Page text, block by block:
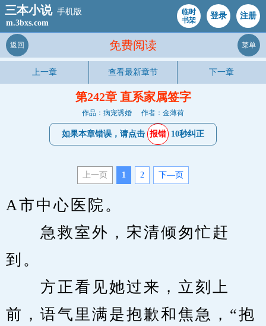
三本小说 手机版
m.3bxs.com
临时
书架
登录 注册
免费阅读
返回 菜单
上一章 查看最新章节 下一章
第242章 直系家属签字
作品：病宠诱婚 作者：金薄荷
如果本章错误，请点击 报错 10秒纠正
上一页 1 2 下—页
A市中心医院。
急救室外，宋清倾匆忙赶
到。
方正看见她过来，立刻上
前，语气里满是抱歉和焦急，“抱